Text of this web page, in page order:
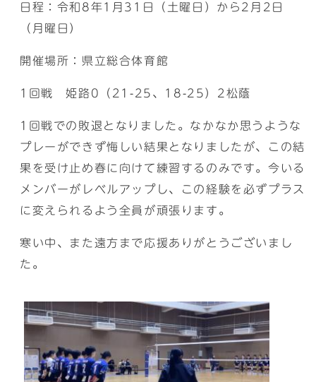
日程：令和8年1月31日（土曜日）から2月2日
（月曜日）
開催場所：県立総合体育館
1回戦 姫路0（21-25、18-25）2松蔭
1回戦での敗退となりました。なかなか思うような
プレーができず悔しい結果となりましたが、この結
果を受け止め春に向けて練習するのみです。今いる
メンバーがレベルアップし、この経験を必ずプラス
に変えられるよう全員が頑張ります。
寒い中、また遠方まで応援ありがとうございまし
た。